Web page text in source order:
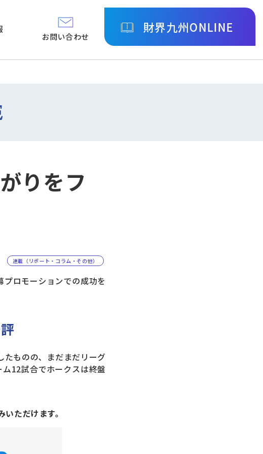
お問い合わせ
財界九州ONLINE
りをフ
連載（リポート・コラム・その他）
ロモーションでの成功を
ものの、まだまだリーグ
12試合でホークスは終盤
ただけます。